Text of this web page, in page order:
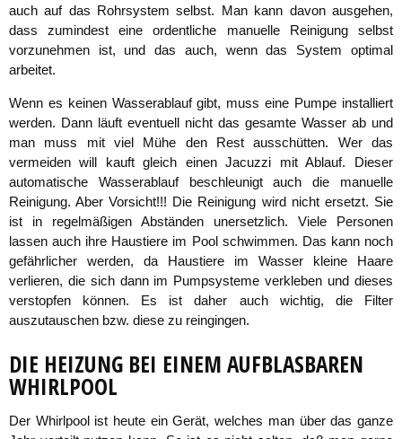
auch auf das Rohrsystem selbst. Man kann davon ausgehen,
dass zumindest eine ordentliche manuelle Reinigung selbst
vorzunehmen ist, und das auch, wenn das System optimal
arbeitet.
Wenn es keinen Wasserablauf gibt, muss eine Pumpe installiert
werden. Dann läuft eventuell nicht das gesamte Wasser ab und
man muss mit viel Mühe den Rest ausschütten. Wer das
vermeiden will kauft gleich einen Jacuzzi mit Ablauf. Dieser
automatische Wasserablauf beschleunigt auch die manuelle
Reinigung. Aber Vorsicht!!! Die Reinigung wird nicht ersetzt. Sie
ist in regelmäßigen Abständen unersetzlich. Viele Personen
lassen auch ihre Haustiere im Pool schwimmen. Das kann noch
gefährlicher werden, da Haustiere im Wasser kleine Haare
verlieren, die sich dann im Pumpsysteme verkleben und dieses
verstopfen können. Es ist daher auch wichtig, die Filter
auszutauschen bzw. diese zu reingingen.
DIE HEIZUNG BEI EINEM AUFBLASBAREN
WHIRLPOOL
Der Whirlpool ist heute ein Gerät, welches man über das ganze